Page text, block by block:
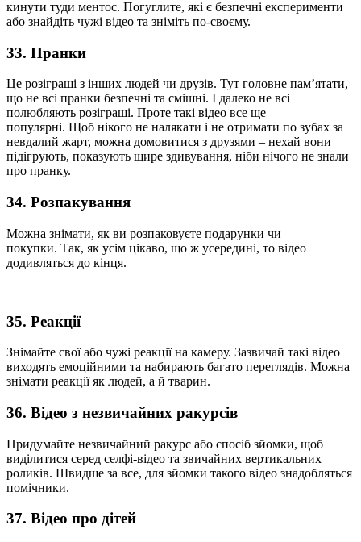
кинути туди ментос. Погуглите, які є безпечні експерименти
або знайдіть чужі відео та зніміть по-своєму.
33. Пранки
Це розіграші з інших людей чи друзів. Тут головне пам’ятати,
що не всі пранки безпечні та смішні. І далеко не всі
полюбляють розіграші. Проте такі відео все ще
популярні. Щоб нікого не налякати і не отримати по зубах за
невдалий жарт, можна домовитися з друзями – нехай вони
підігрують, показують щире здивування, ніби нічого не знали
про пранку.
34. Розпакування
Можна знімати, як ви розпаковуєте подарунки чи
покупки. Так, як усім цікаво, що ж усередині, то відео
додивляться до кінця.
35. Реакції
Знімайте свої або чужі реакції на камеру. Зазвичай такі відео
виходять емоційними та набирають багато переглядів. Можна
знімати реакції як людей, а й тварин.
36. Відео з незвичайних ракурсів
Придумайте незвичайний ракурс або спосіб зйомки, щоб
виділитися серед селфі-відео та звичайних вертикальних
роликів. Швидше за все, для зйомки такого відео знадобляться
помічники.
37. Відео про дітей